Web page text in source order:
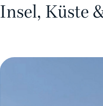
Insel, Küste